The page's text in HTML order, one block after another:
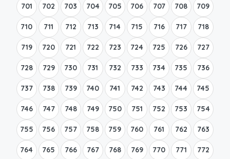
701 702 703 704 705 706 707 708 709
710 711 712 713 714 715 716 717 718
719 720 721 722 723 724 725 726 727
728 729 730 731 732 733 734 735 736
737 738 739 740 741 742 743 744 745
746 747 748 749 750 751 752 753 754
755 756 757 758 759 760 761 762 763
764 765 766 767 768 769 770 771 772